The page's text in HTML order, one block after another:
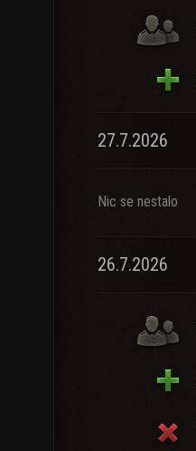
27.7.2026
Nic se nestalo
26.7.2026